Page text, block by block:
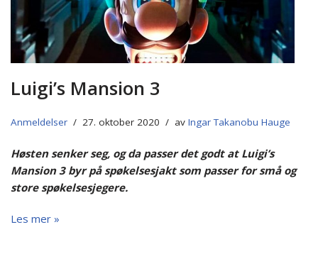
Luigi’s Mansion 3
Anmeldelser 27. oktober 2020 av Ingar Takanobu Hauge
Høsten senker seg, og da passer det godt at Luigi’s
Mansion 3 byr på spøkelsesjakt som passer for små og
store spøkelsesjegere.
Les mer »